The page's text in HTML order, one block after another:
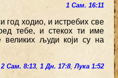
1 Сам. 16:11
год ходио, и истребих све
тебе, и стекох ти име
великих људи који су на
2 Сам. 8:13, 1 Дн. 17:8,Лука 1:52